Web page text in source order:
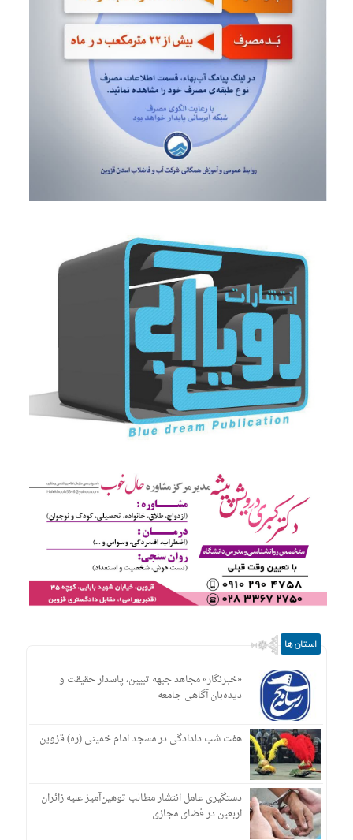
استان ها
«خبرنگار» مجاهد جبهه تبیین، پاسدار حقیقت و
دیده‌بان آگاهی جامعه
هفت شب دلدادگی در مسجد امام خمینی (ره) قزوین
دستگیری عامل انتشار مطالب توهین‌آمیز علیه زائران
اربعین در فضای مجازی